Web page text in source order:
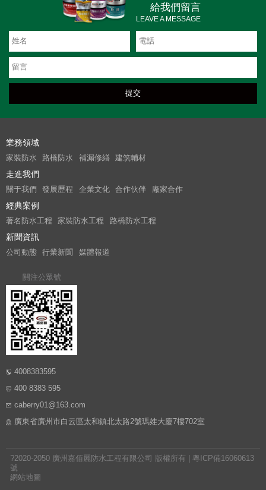
給我們留言
LEAVE A MESSAGE
業務領域
家裝防水 路橋防水 補漏修繕 建筑輔材
走進我們
關于我們 發展歷程 企業文化 合作伙伴 廠家合作
經典案例
著名防水工程 家裝防水工程 路橋防水工程
新聞資訊
公司動態 行業新聞 媒體報道
關注公眾號
4008383595
400 8383 595
caberry01@163.com
廣東省廣州市白云區太和鎮北太路2號瑪娃大廈7樓702室
?2020-2050 廣州嘉佰麗防水工程有限公司 版權所有 | 粵ICP備16060613
號
網站地圖